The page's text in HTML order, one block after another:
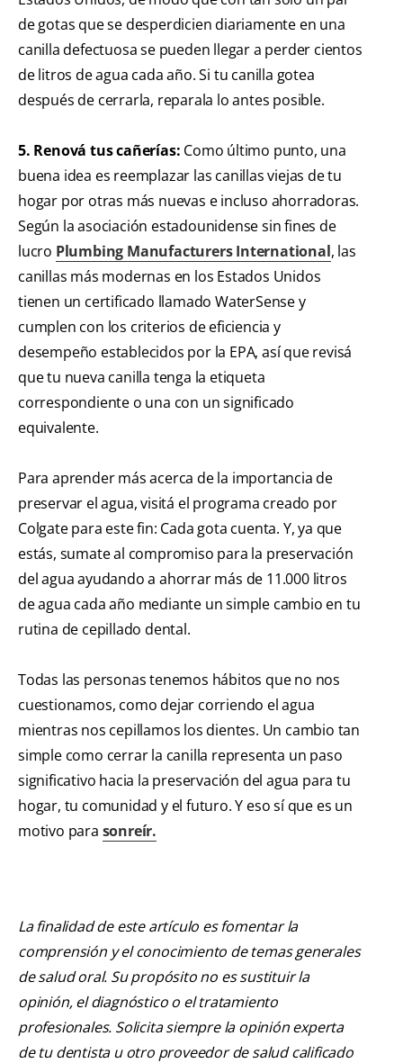
de gotas que se desperdicien diariamente en una
canilla defectuosa se pueden llegar a perder cientos
de litros de agua cada año. Si tu canilla gotea
después de cerrarla, reparala lo antes posible.
5. Renová tus cañerías: Como último punto, una
buena idea es reemplazar las canillas viejas de tu
hogar por otras más nuevas e incluso ahorradoras.
Según la asociación estadounidense sin fines de
lucro Plumbing Manufacturers International, las
canillas más modernas en los Estados Unidos
tienen un certificado llamado WaterSense y
cumplen con los criterios de eficiencia y
desempeño establecidos por la EPA, así que revisá
que tu nueva canilla tenga la etiqueta
correspondiente o una con un significado
equivalente.
Para aprender más acerca de la importancia de
preservar el agua, visitá el programa creado por
Colgate para este fin: Cada gota cuenta. Y, ya que
estás, sumate al compromiso para la preservación
del agua ayudando a ahorrar más de 11.000 litros
de agua cada año mediante un simple cambio en tu
rutina de cepillado dental.
Todas las personas tenemos hábitos que no nos
cuestionamos, como dejar corriendo el agua
mientras nos cepillamos los dientes. Un cambio tan
simple como cerrar la canilla representa un paso
significativo hacia la preservación del agua para tu
hogar, tu comunidad y el futuro. Y eso sí que es un
motivo para sonreír.
La finalidad de este artículo es fomentar la
comprensión y el conocimiento de temas generales
de salud oral. Su propósito no es sustituir la
opinión, el diagnóstico o el tratamiento
profesionales. Solicita siempre la opinión experta
de tu dentista u otro proveedor de salud calificado